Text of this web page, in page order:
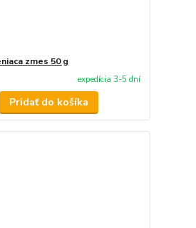
zmes 50 g
expedícia 3-5 dní
Pridať do košíka